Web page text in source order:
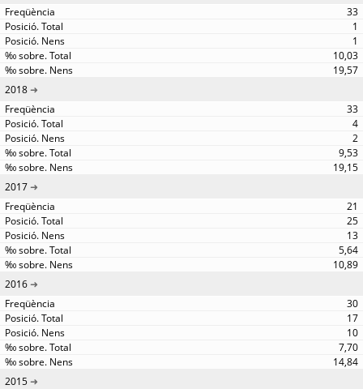
33
1
1
10,03
19,57
2018
33
4
2
9,53
19,15
2017
21
25
13
5,64
10,89
2016
30
17
10
7,70
14,84
2015